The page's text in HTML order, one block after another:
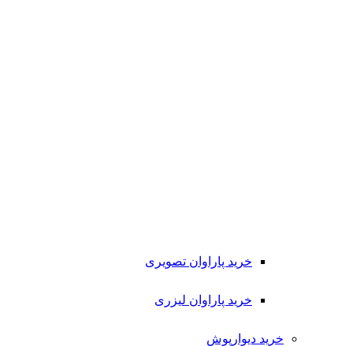
خرید پاراوان تصویری
خرید پاراوان لیزری
خرید دیوارپوش